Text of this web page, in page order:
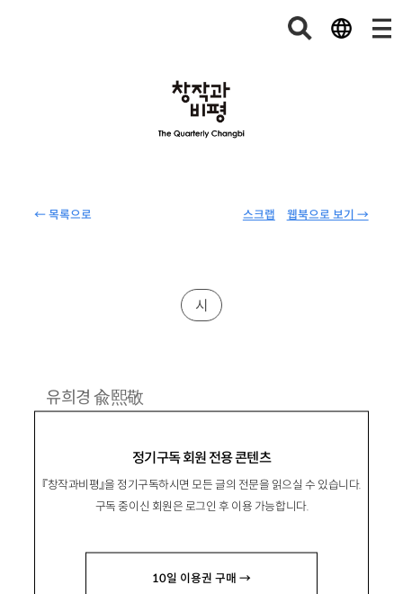
← 목록으로 웹북으로 보기 →
스크랩
정기구독 회원 전용 콘텐츠
『창작과비평』을 정기구독하시면 모든 글의 전문을 읽으실 수 있습니다.
구독 중이신 회원은 로그인 후 이용 가능합니다.
10일 이용권 구매 →
시
유희경 兪熙敬
시집으로 『오늘 아침 단어』 『당신의 자리-나무
다음 봄에 우리는』 『겨울밤 토끼 걱정』 등이 있음.
mortebleue@gmail.com